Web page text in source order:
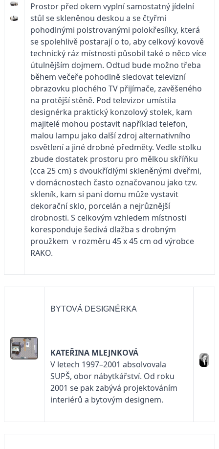
Prostor před okem vyplní samostatný jídelní
stůl se skleněnou deskou a se čtyřmi
pohodlnými polstrovanými polokřesílky, která
se spolehlivě postarají o to, aby celkový kovově
technický ráz místnosti působil také o něco více
útulnějším dojmem. Odtud bude možno třeba
během večeře pohodlně sledovat televizní
obrazovku plochého TV přijímače, zavěšeného
na protější stěně. Pod televizor umístila
designérka praktický konzolový stolek, kam
majitelé mohou postavit například telefon,
malou lampu jako další zdroj alternativního
osvětlení a jiné drobné předměty. Vedle stolku
zbude dostatek prostoru pro mělkou skříňku
(cca 25 cm) s dvoukřídlými skleněnými dveřmi,
v domácnostech často označovanou jako tzv.
skleník, kam si paní domu může vystavit
dekorační sklo, porcelán a nejrůznější
drobnosti. S celkovým vzhledem místnosti
koresponduje šedivá dlažba s drobným
proužkem v rozměru 45 x 45 cm od výrobce
RAKO.
BYTOVÁ DESIGNÉRKA
KATEŘINA MLEJNKOVÁ
V letech 1997–2001 absolvovala
SUPŠ, obor nábytkářství. Od roku
2001 se pak zabývá projektováním
interiérů a bytovým designem.